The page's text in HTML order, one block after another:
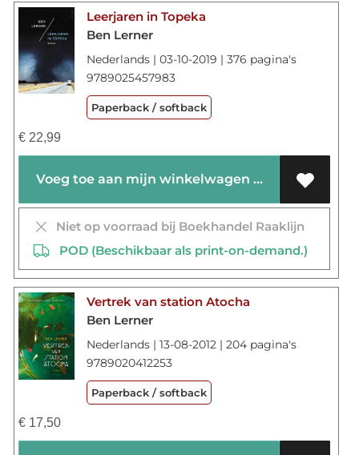
Leerjaren in Topeka
Ben Lerner
Nederlands | 03-10-2019 | 376 pagina's
9789025457983
Paperback / softback
€22,99
Voeg toe aan mijn winkelwagen
Niet op voorraad bij Boekhandel Raaklijn
POD (Beschikbaar als print-on-demand.)
Vertrek van station Atocha
Ben Lerner
Nederlands | 13-08-2012 | 204 pagina's
9789020412253
Paperback / softback
€17,50